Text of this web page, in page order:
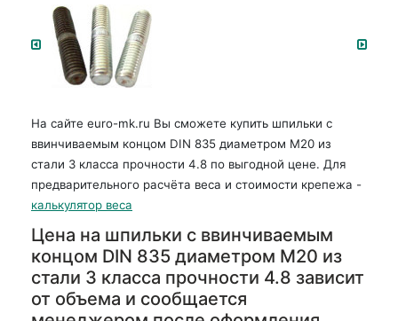
На сайте euro-mk.ru Вы сможете купить шпильки с
ввинчиваемым концом DIN 835 диаметром М20 из
стали 3 класса прочности 4.8 по выгодной цене. Для
предварительного расчёта веса и стоимости крепежа -
калькулятор веса
Цена на шпильки с ввинчиваемым
концом DIN 835 диаметром М20 из
стали 3 класса прочности 4.8 зависит
от объема и сообщается